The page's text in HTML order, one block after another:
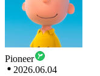
Pioneer
2026.06.04